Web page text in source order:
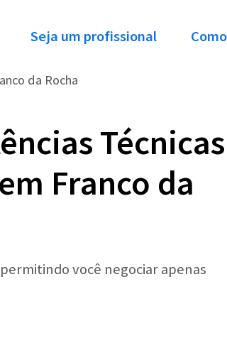
Seja um profissional
da Rocha
Técnicas
Franco da
você negociar apenas